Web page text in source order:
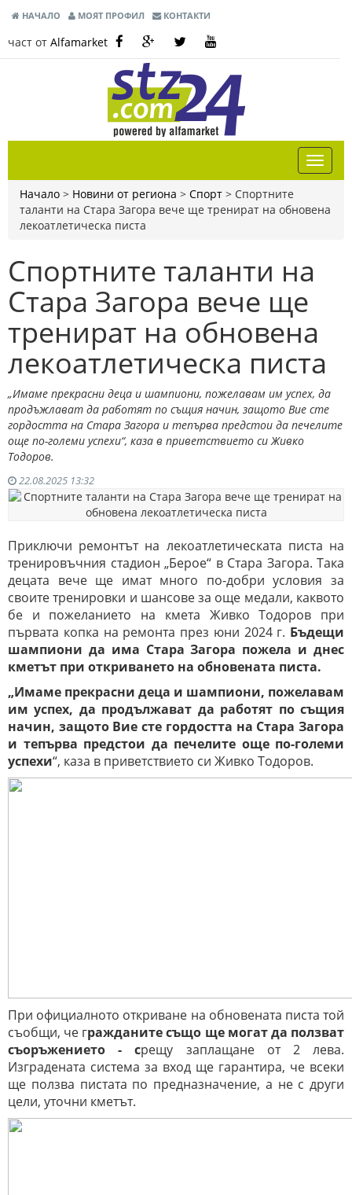
НАЧАЛО МОЯТ ПРОФИЛ КОНТАКТИ
част от Alfamarket
Начало > Новини от региона > Спорт > Спортните
таланти на Стара Загора вече ще тренират на обновена
лекоатлетическа писта
Спортните таланти на
Стара Загора вече ще
тренират на обновена
лекоатлетическа писта
„Имаме прекрасни деца и шампиони, пожелавам им успех, да
продъжлават да работят по същия начин, защото Вие сте
гордостта на Стара Загора и тепърва предстои да печелите
още по-големи успехи“, каза в приветствието си Живко
Тодоров.
22.08.2025 13:32
Приключи ремонтът на лекоатлетическата писта на
тренировъчния стадион „Берое“ в Стара Загора. Така
децата вече ще имат много по-добри условия за
своите тренировки и шансове за още медали, каквото
бе и пожеланието на кмета Живко Тодоров при
първата копка на ремонта през юни 2024 г. Бъдещи
шампиони да има Стара Загора пожела и днес
кметът при откриването на обновената писта.
„Имаме прекрасни деца и шампиони, пожелавам
им успех, да продължават да работят по същия
начин, защото Вие сте гордостта на Стара Загора
и тепърва предстои да печелите още по-големи
успехи“, каза в приветствието си Живко Тодоров.
При официалното откриване на обновената писта той
съобщи, че гражданите също ще могат да ползват
съоръжението - срещу заплащане от 2 лева.
Изградената система за вход ще гарантира, че всеки
ще ползва пистата по предназначение, а не с други
цели, уточни кметът.